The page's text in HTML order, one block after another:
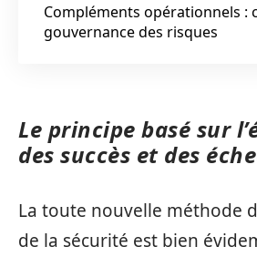
Compléments opérationnels :
gouvernance des risques
Le principe basé sur
des succès et des
La toute nouvelle méthode
de la sécurité est bien